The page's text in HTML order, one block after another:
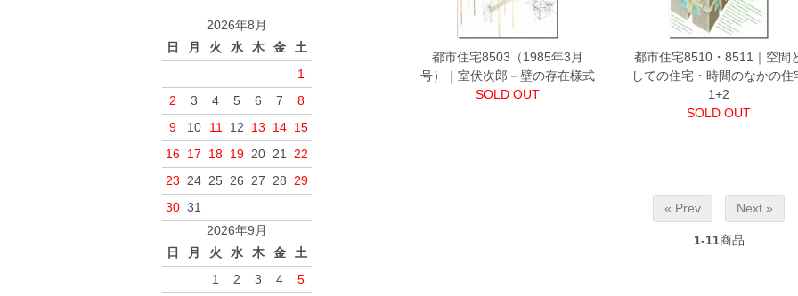
都市住宅8503（1985年3月
号）｜室伏次郎－壁の存在様式
SOLD OUT
都市住宅8510・8511｜空間
しての住宅・時間のなかの住
1+2
SOLD OUT
« Prev Next »
1-11商品
2026年8月
日
月 火 水 木 金
土
1
2
3 4 5 6 7
8
9
10 11 12 13 14 15
16 17 18 19 20 21 22
23 24 25 26 27 28 29
30 31
2026年9月
日
月 火 水 木 金
土
1
2 3 4
5